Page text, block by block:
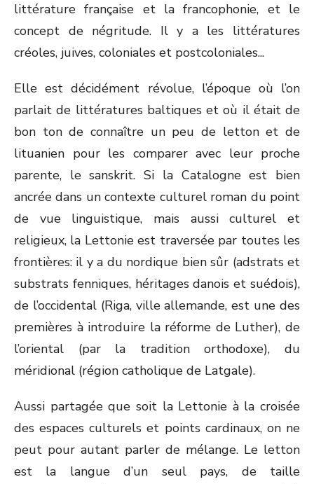
littérature française et la francophonie, et le
concept de négritude. Il y a les littératures
créoles, juives, coloniales et postcoloniales...
Elle est décidément révolue, l’époque où l’on
parlait de littératures baltiques et où il était de
bon ton de connaître un peu de letton et de
lituanien pour les comparer avec leur proche
parente, le sanskrit. Si la Catalogne est bien
ancrée dans un contexte culturel roman du point
de vue linguistique, mais aussi culturel et
religieux, la Lettonie est traversée par toutes les
frontières: il y a du nordique bien sûr (adstrats et
substrats fenniques, héritages danois et suédois),
de l’occidental (Riga, ville allemande, est une des
premières à introduire la réforme de Luther), de
l’oriental (par la tradition orthodoxe), du
méridional (région catholique de Latgale).
Aussi partagée que soit la Lettonie à la croisée
des espaces culturels et points cardinaux, on ne
peut pour autant parler de mélange. Le letton
est la langue d’un seul pays, de taille